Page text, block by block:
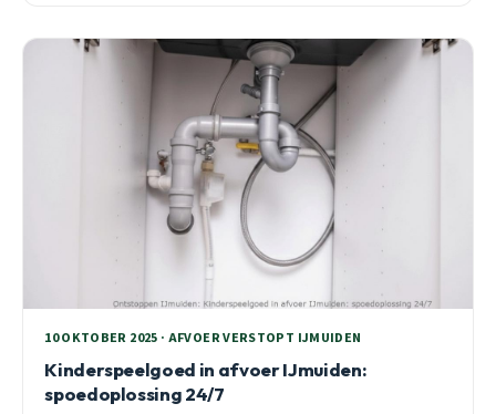
10 OKTOBER 2025 · AFVOER VERSTOPT IJMUIDEN
Kinderspeelgoed in afvoer IJmuiden:
spoedoplossing 24/7